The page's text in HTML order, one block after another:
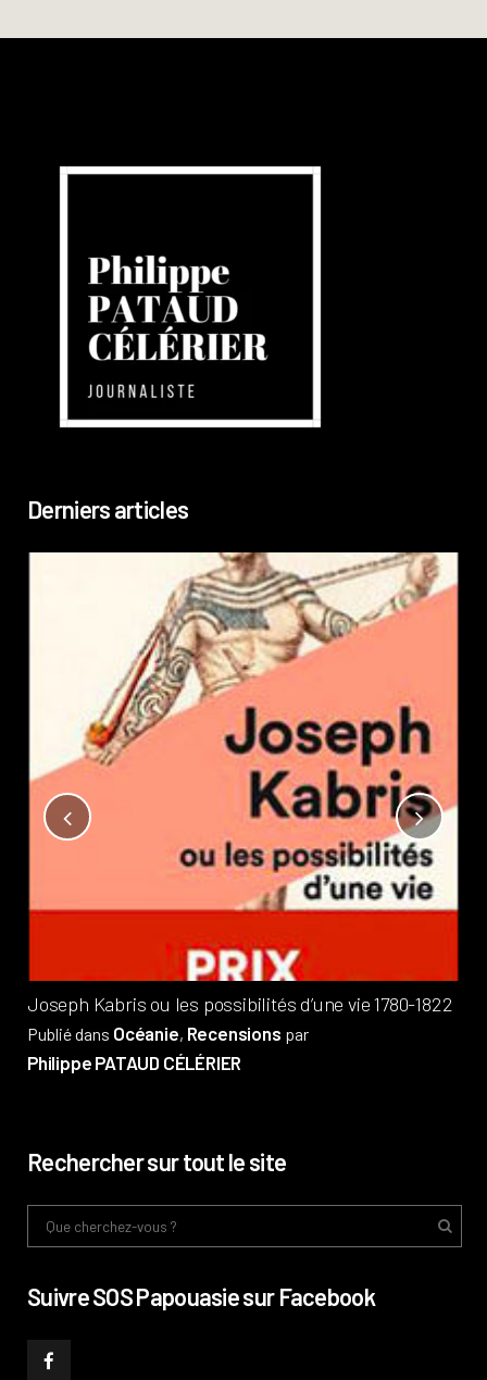
Derniers articles
Joseph Kabris ou les possibilités d’une vie 1780-1822
Publié dans Océanie, Recensions par
Philippe PATAUD CÉLÉRIER
Rechercher sur tout le site
Suivre SOS Papouasie sur Facebook